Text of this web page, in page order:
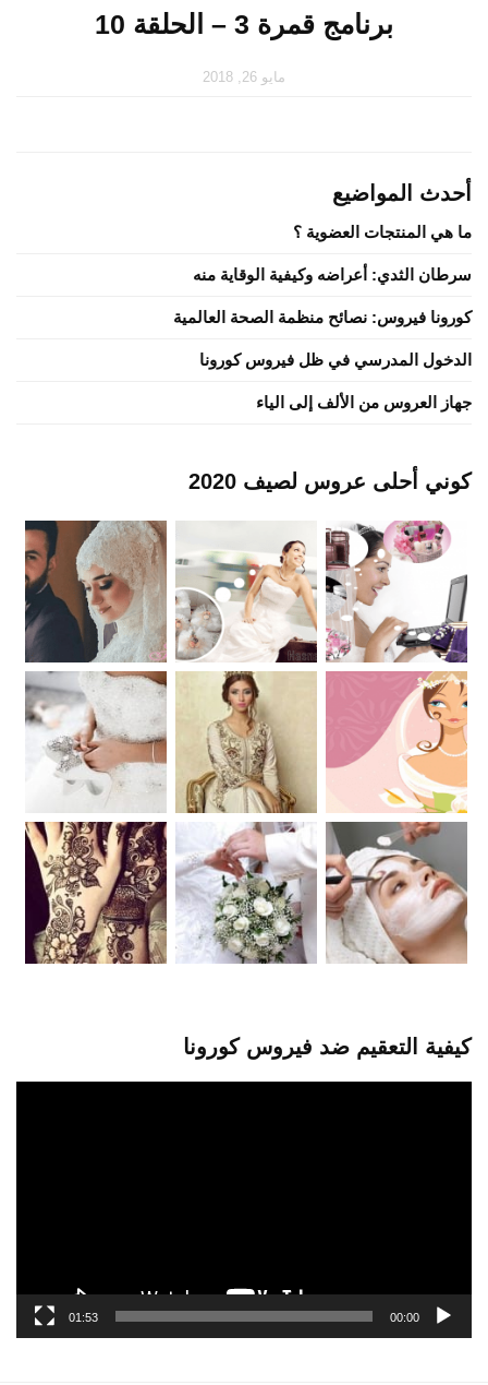
برنامج قمرة 3 – الحلقة 10
مايو 26, 2018
أحدث المواضيع
ما هي المنتجات العضوية ؟
سرطان الثدي: أعراضه وكيفية الوقاية منه
كورونا فيروس: نصائح منظمة الصحة العالمية
الدخول المدرسي في ظل فيروس كورونا
جهاز العروس من الألف إلى الياء
كوني أحلى عروس لصيف 2020
كيفية التعقيم ضد فيروس كورونا
00:00
01:53